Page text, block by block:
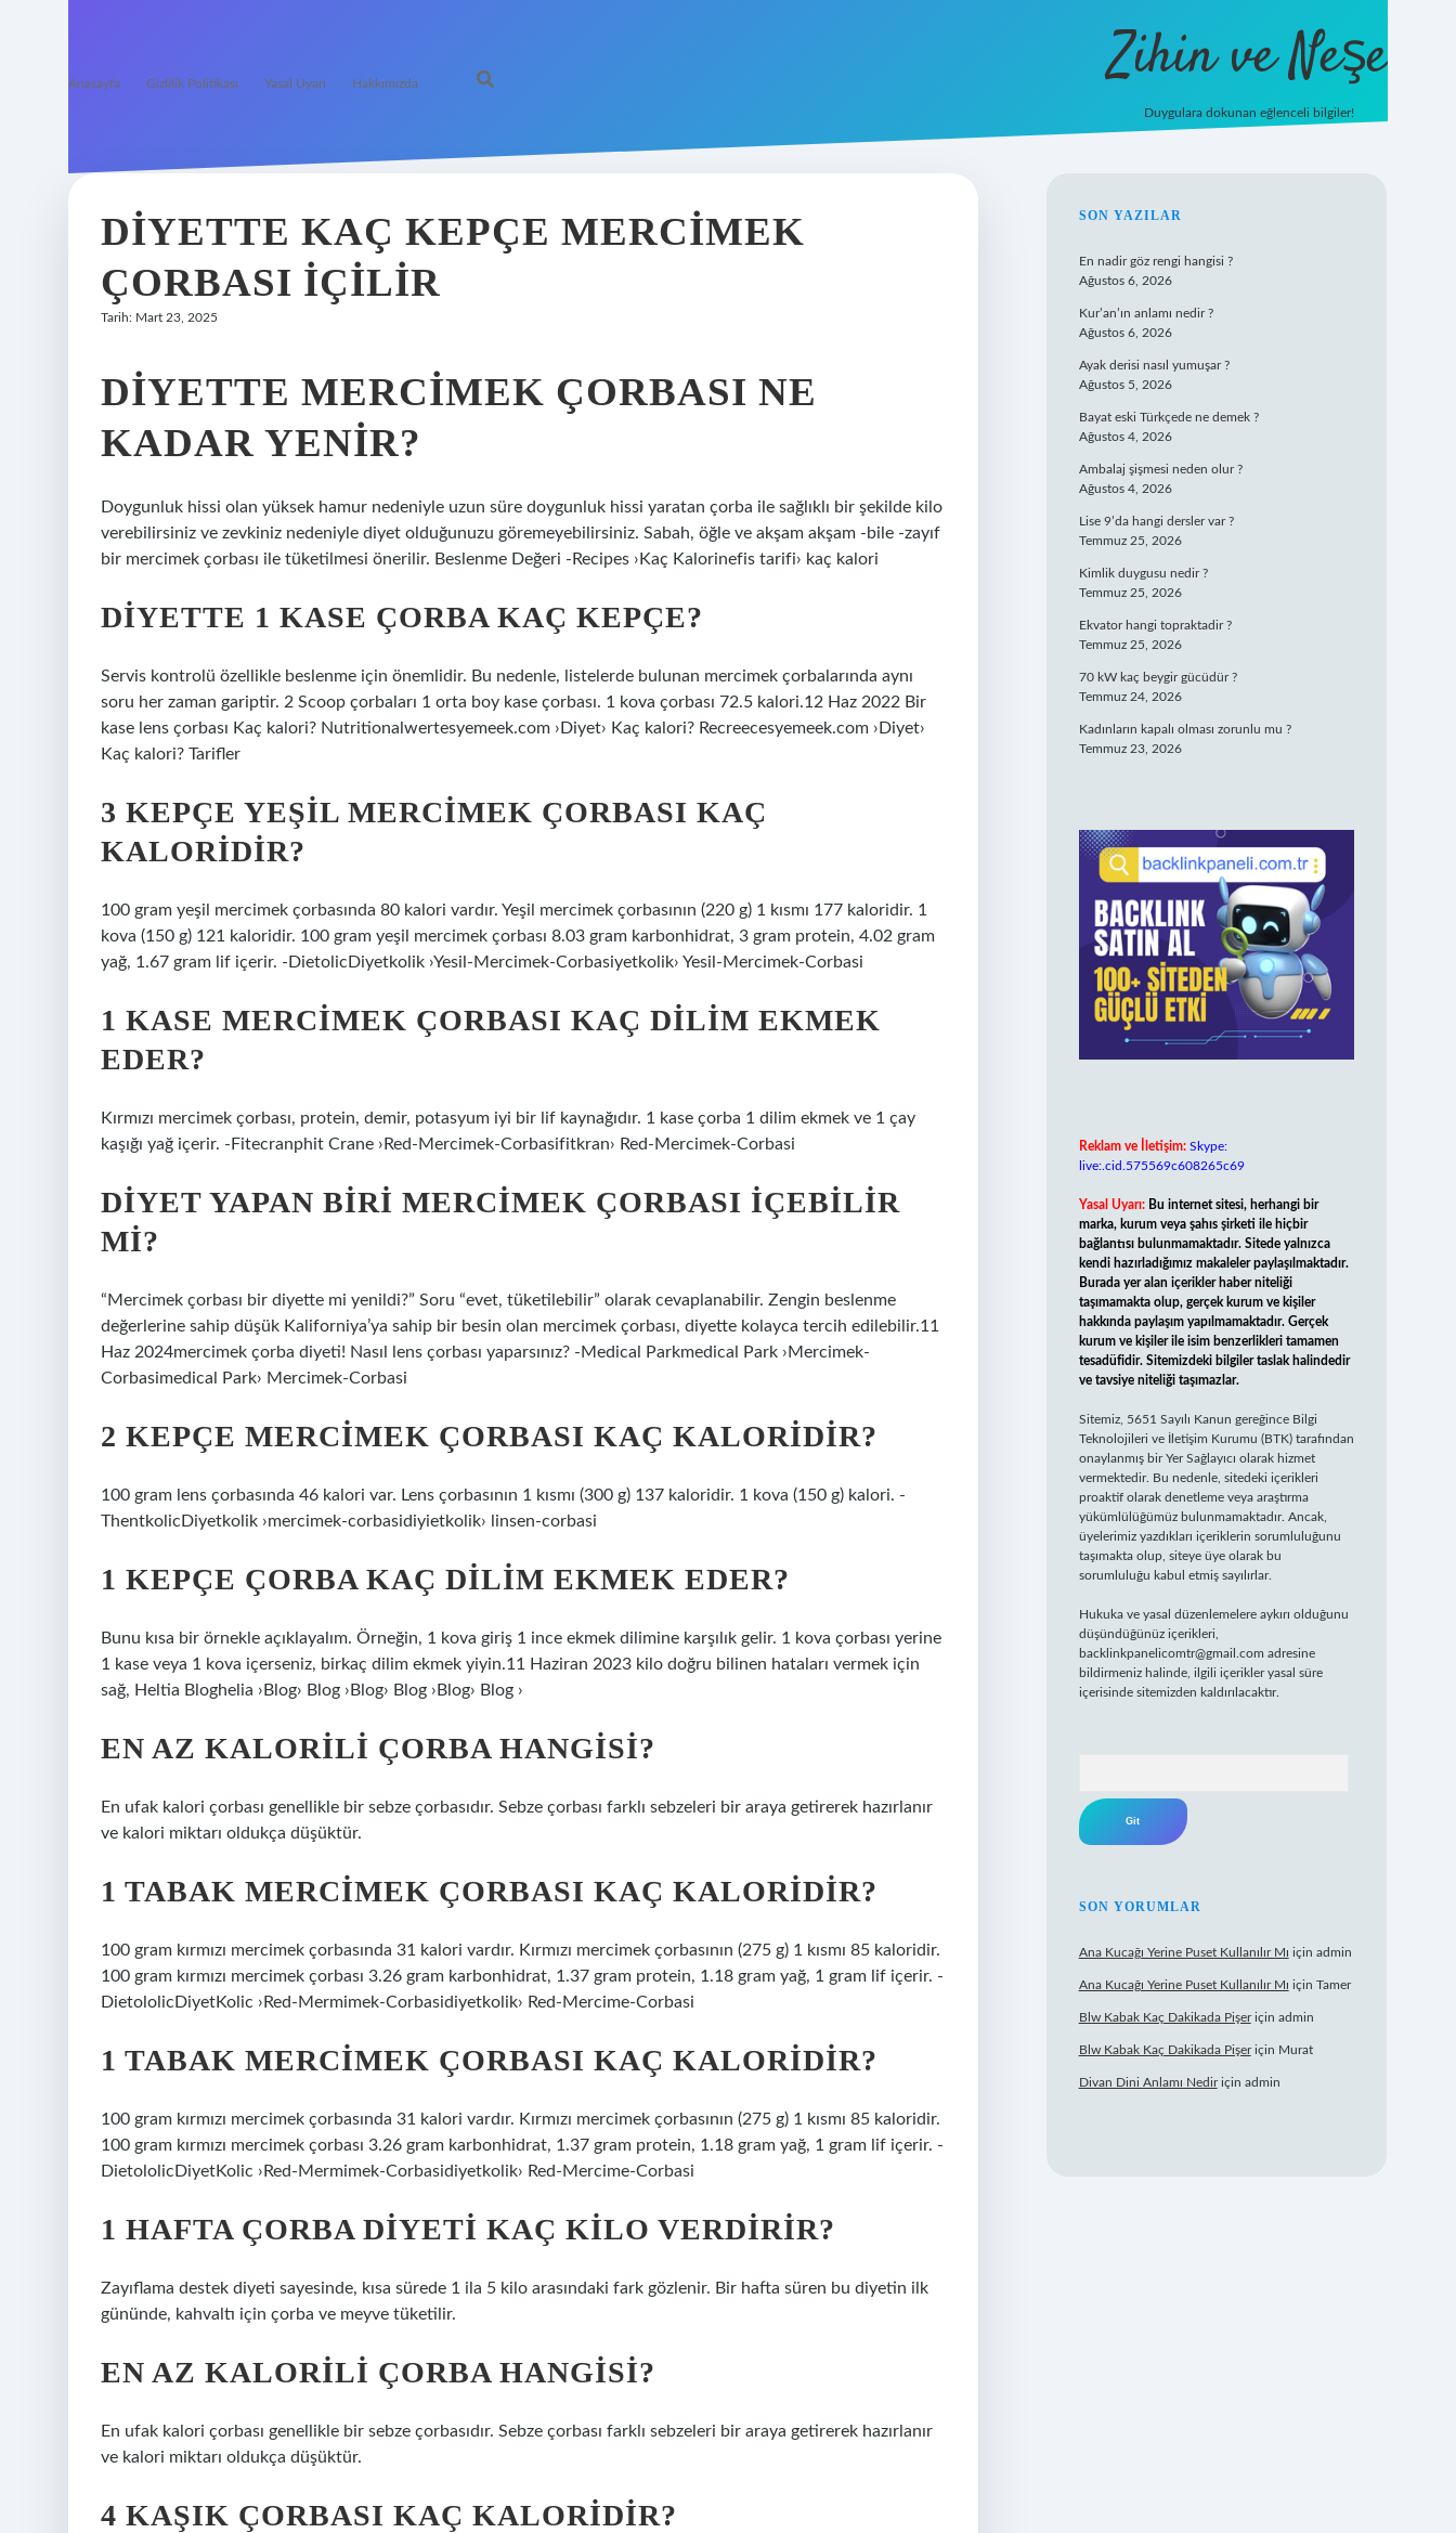
Anasayfa Gizlilik Politikası Yasal Uyarı Hakkımızda Zihin ve Neşe
Duygulara dokunan eğlenceli bilgiler!
DIYETTE KAÇ KEPÇE MERCIMEK
ÇORBASI İÇILIR
Tarih: Mart 23, 2025
DIYETTE MERCIMEK ÇORBASI NE
KADAR YENIR?
Doygunluk hissi olan yüksek hamur nedeniyle uzun süre doygunluk hissi yaratan çorba ile sağlıklı bir şekilde kilo
verebilirsiniz ve zevkiniz nedeniyle diyet olduğunuzu göremeyebilirsiniz. Sabah, öğle ve akşam akşam -bile -zayıf
bir mercimek çorbası ile tüketilmesi önerilir. Beslenme Değeri -Recipes ›Kaç Kalorinefis tarifi› kaç kalori
DIYETTE 1 KASE ÇORBA KAÇ KEPÇE?
Servis kontrolü özellikle beslenme için önemlidir. Bu nedenle, listelerde bulunan mercimek çorbalarında aynı
soru her zaman gariptir. 2 Scoop çorbaları 1 orta boy kase çorbası. 1 kova çorbası 72.5 kalori.12 Haz 2022 Bir
kase lens çorbası Kaç kalori? Nutritionalwertesyemeek.com ›Diyet› Kaç kalori? Recreecesyemeek.com ›Diyet›
Kaç kalori? Tarifler
3 KEPÇE YEŞIL MERCIMEK ÇORBASI KAÇ
KALORIDIR?
100 gram yeşil mercimek çorbasında 80 kalori vardır. Yeşil mercimek çorbasının (220 g) 1 kısmı 177 kaloridir. 1
kova (150 g) 121 kaloridir. 100 gram yeşil mercimek çorbası 8.03 gram karbonhidrat, 3 gram protein, 4.02 gram
yağ, 1.67 gram lif içerir. -DietolicDiyetkolik ›Yesil-Mercimek-Corbasiyetkolik› Yesil-Mercimek-Corbasi
1 KASE MERCIMEK ÇORBASI KAÇ DILIM EKMEK
EDER?
Kırmızı mercimek çorbası, protein, demir, potasyum iyi bir lif kaynağıdır. 1 kase çorba 1 dilim ekmek ve 1 çay
kaşığı yağ içerir. -Fitecranphit Crane ›Red-Mercimek-Corbasifitkran› Red-Mercimek-Corbasi
DIYET YAPAN BIRI MERCIMEK ÇORBASI IÇEBILIR
MI?
“Mercimek çorbası bir diyette mi yenildi?” Soru “evet, tüketilebilir” olarak cevaplanabilir. Zengin beslenme
değerlerine sahip düşük Kaliforniya’ya sahip bir besin olan mercimek çorbası, diyette kolayca tercih edilebilir.11
Haz 2024mercimek çorba diyeti! Nasıl lens çorbası yaparsınız? -Medical Parkmedical Park ›Mercimek-
Corbasimedical Park› Mercimek-Corbasi
2 KEPÇE MERCIMEK ÇORBASI KAÇ KALORIDIR?
100 gram lens çorbasında 46 kalori var. Lens çorbasının 1 kısmı (300 g) 137 kaloridir. 1 kova (150 g) kalori. -
ThentkolicDiyetkolik ›mercimek-corbasidiyietkolik› linsen-corbasi
1 KEPÇE ÇORBA KAÇ DILIM EKMEK EDER?
Bunu kısa bir örnekle açıklayalım. Örneğin, 1 kova giriş 1 ince ekmek dilimine karşılık gelir. 1 kova çorbası yerine
1 kase veya 1 kova içerseniz, birkaç dilim ekmek yiyin.11 Haziran 2023 kilo doğru bilinen hataları vermek için
sağ, Heltia Bloghelia ›Blog› Blog ›Blog› Blog ›Blog› Blog ›
EN AZ KALORILI ÇORBA HANGISI?
En ufak kalori çorbası genellikle bir sebze çorbasıdır. Sebze çorbası farklı sebzeleri bir araya getirerek hazırlanır
ve kalori miktarı oldukça düşüktür.
1 TABAK MERCIMEK ÇORBASI KAÇ KALORIDIR?
100 gram kırmızı mercimek çorbasında 31 kalori vardır. Kırmızı mercimek çorbasının (275 g) 1 kısmı 85 kaloridir.
100 gram kırmızı mercimek çorbası 3.26 gram karbonhidrat, 1.37 gram protein, 1.18 gram yağ, 1 gram lif içerir. -
DietololicDiyetKolic ›Red-Mermimek-Corbasidiyetkolik› Red-Mercime-Corbasi
1 TABAK MERCIMEK ÇORBASI KAÇ KALORIDIR?
100 gram kırmızı mercimek çorbasında 31 kalori vardır. Kırmızı mercimek çorbasının (275 g) 1 kısmı 85 kaloridir.
100 gram kırmızı mercimek çorbası 3.26 gram karbonhidrat, 1.37 gram protein, 1.18 gram yağ, 1 gram lif içerir. -
DietololicDiyetKolic ›Red-Mermimek-Corbasidiyetkolik› Red-Mercime-Corbasi
1 HAFTA ÇORBA DIYETI KAÇ KILO VERDIRIR?
Zayıflama destek diyeti sayesinde, kısa sürede 1 ila 5 kilo arasındaki fark gözlenir. Bir hafta süren bu diyetin ilk
gününde, kahvaltı için çorba ve meyve tüketilir.
EN AZ KALORILI ÇORBA HANGISI?
En ufak kalori çorbası genellikle bir sebze çorbasıdır. Sebze çorbası farklı sebzeleri bir araya getirerek hazırlanır
ve kalori miktarı oldukça düşüktür.
4 KAŞIK ÇORBASI KAÇ KALORIDIR?
SIDEBAR
SON YAZILAR
En nadir göz rengi hangisi ?
Ağustos 6, 2026
Kur’an’ın anlamı nedir ?
Ağustos 6, 2026
Ayak derisi nasıl yumuşar ?
Ağustos 5, 2026
Bayat eski Türkçede ne demek ?
Ağustos 4, 2026
Ambalaj şişmesi neden olur ?
Ağustos 4, 2026
Lise 9’da hangi dersler var ?
Temmuz 25, 2026
Kimlik duygusu nedir ?
Temmuz 25, 2026
Ekvator hangi topraktadir ?
Temmuz 25, 2026
70 kW kaç beygir gücüdür ?
Temmuz 24, 2026
Kadınların kapalı olması zorunlu mu ?
Temmuz 23, 2026
Reklam ve İletişim: Skype:
live:.cid.575569c608265c69
Yasal Uyarı: Bu internet sitesi, herhangi bir
marka, kurum veya şahıs şirketi ile hiçbir
bağlantısı bulunmamaktadır. Sitede yalnızca
kendi hazırladığımız makaleler paylaşılmaktadır.
Burada yer alan içerikler haber niteliği
taşımamakta olup, gerçek kurum ve kişiler
hakkında paylaşım yapılmamaktadır. Gerçek
kurum ve kişiler ile isim benzerlikleri tamamen
tesadüfidir. Sitemizdeki bilgiler taslak halindedir
ve tavsiye niteliği taşımazlar.
Sitemiz, 5651 Sayılı Kanun gereğince Bilgi
Teknolojileri ve İletişim Kurumu (BTK) tarafından
onaylanmış bir Yer Sağlayıcı olarak hizmet
vermektedir. Bu nedenle, sitedeki içerikleri
proaktif olarak denetleme veya araştırma
yükümlülüğümüz bulunmamaktadır. Ancak,
üyelerimiz yazdıkları içeriklerin sorumluluğunu
taşımakta olup, siteye üye olarak bu
sorumluluğu kabul etmiş sayılırlar.
Hukuka ve yasal düzenlemelere aykırı olduğunu
düşündüğünüz içerikleri,
backlinkpanelicomtr@gmail.com adresine
bildirmeniz halinde, ilgili içerikler yasal süre
içerisinde sitemizden kaldırılacaktır.
SON YORUMLAR
Ana Kucağı Yerine Puset Kullanılır Mı için admin
Ana Kucağı Yerine Puset Kullanılır Mı için Tamer
Blw Kabak Kaç Dakikada Pişeriçin admin
Blw Kabak Kaç Dakikada Pişeriçin Murat
Divan Dini Anlamı Nediriçin admin